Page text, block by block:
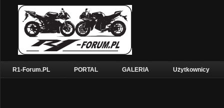
R1-Forum.PL PORTAL GALERIA Użytkownicy